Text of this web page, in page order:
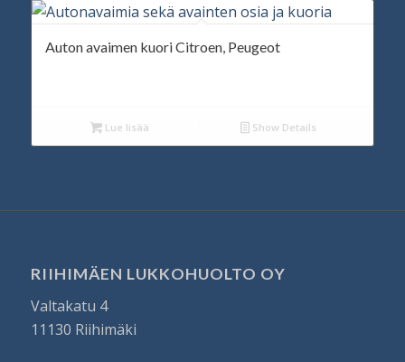
Auton avaimen kuori Citroen, Peugeot
Lue lisää Show Details
RIIHIMÄEN LUKKOHUOLTO OY
Valtakatu 4
11130 Riihimäki